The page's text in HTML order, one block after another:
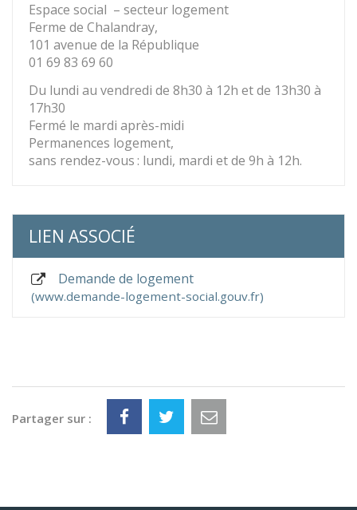
Espace social – secteur logement
Ferme de Chalandray,
101 avenue de la République
01 69 83 69 60
Du lundi au vendredi de 8h30 à 12h et de 13h30 à
17h30
Fermé le mardi après-midi
Permanences logement,
sans rendez-vous : lundi, mardi et de 9h à 12h.
LIEN ASSOCIÉ
Demande de logement
www.demande-logement-social.gouv.fr
Partager sur :